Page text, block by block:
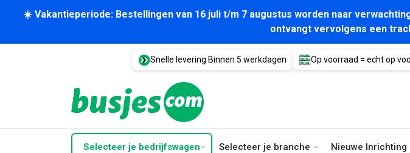
☀️ Vakantieperiode: Bestellingen van 16 juli t/m 7 augustus worden naar
ontvangt vervolgens een
Snelle levering Binnen 5 werkdagen Op voorraad = echt op
Selecteer je bedrijfswagen Selecteer je branche Nieuwe Inrichting